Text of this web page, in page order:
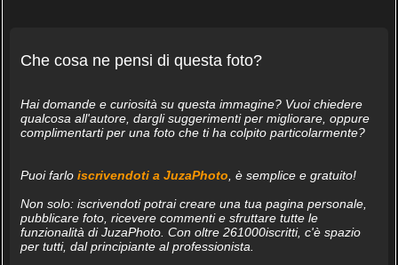
Che cosa ne pensi di questa foto?
Hai domande e curiosità su questa immagine? Vuoi chiedere
qualcosa all'autore, dargli suggerimenti per migliorare, oppure
complimentarti per una foto che ti ha colpito particolarmente?
Puoi farlo iscrivendoti a JuzaPhoto, è semplice e gratuito!
Non solo: iscrivendoti potrai creare una tua pagina personale,
pubblicare foto, ricevere commenti e sfruttare tutte le
funzionalità di JuzaPhoto. Con oltre 261000iscritti, c'è spazio
per tutti, dal principiante al professionista.